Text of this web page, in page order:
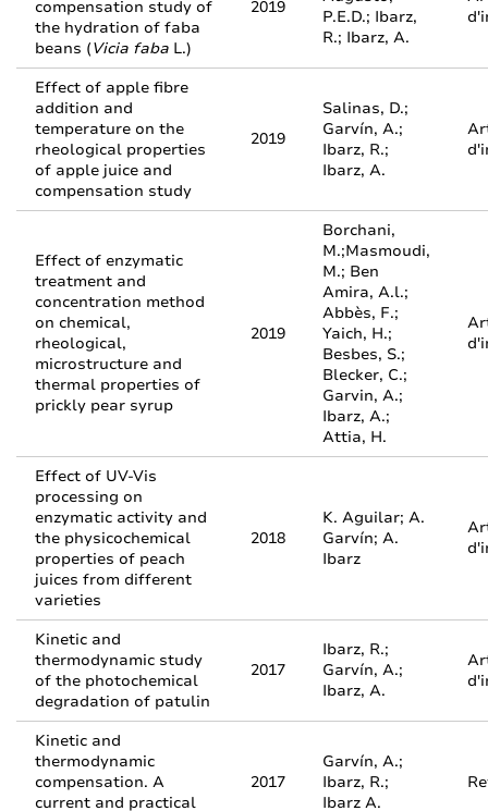
compensation study of
the hydration of faba
beans (Vicia faba L.)
2019
P.E.D.; Ibarz,
R.; Ibarz, A.
Effect of apple fibre
addition and
temperature on the
rheological properties
of apple juice and
compensation study
2019
Salinas, D.;
Garvín, A.;
Ibarz, R.;
Ibarz, A.
Effect of enzymatic
treatment and
concentration method
on chemical,
rheological,
microstructure and
thermal properties of
prickly pear syrup
2019
Borchani,
M.;Masmoudi,
M.; Ben
Amira, A.l.;
Abbès, F.;
Yaich, H.;
Besbes, S.;
Blecker, C.;
Garvin, A.;
Ibarz, A.;
Attia, H.
Effect of UV-Vis
processing on
enzymatic activity and
the physicochemical
properties of peach
juices from different
varieties
2018
K. Aguilar; A.
Garvín; A.
Ibarz
Kinetic and
thermodynamic study
of the photochemical
degradation of patulin
2017
Ibarz, R.;
Garvín, A.;
Ibarz, A.
Kinetic and
thermodynamic
compensation. A
current and practical
2017
Garvín, A.;
Ibarz, R.;
Ibarz A.